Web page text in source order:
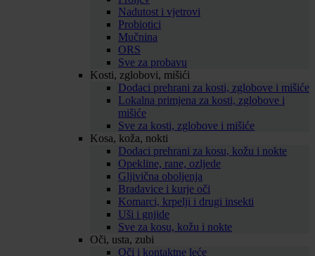
Nadutost i vjetrovi
Probiotici
Mučnina
ORS
Sve za probavu
Kosti, zglobovi, mišići
Dodaci prehrani za kosti, zglobove i mišiće
Lokalna primjena za kosti, zglobove i
mišiće
Sve za kosti, zglobove i mišiće
Kosa, koža, nokti
Dodaci prehrani za kosu, kožu i nokte
Opekline, rane, ozljede
Gljivična oboljenja
Bradavice i kurje oči
Komarci, krpelji i drugi insekti
Uši i gnjide
Sve za kosu, kožu i nokte
Oči, usta, zubi
Oči i kontaktne leće